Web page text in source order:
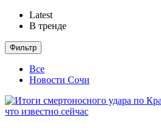
Latest
В тренде
Фильтр
Все
Новости Сочи